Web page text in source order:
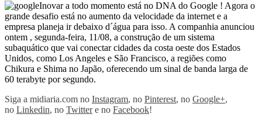
Inovar a todo momento está no DNA do Google ! Agora o
grande desafio está no aumento da velocidade da internet e a
empresa planeja ir debaixo d´água para isso. A companhia anunciou
ontem , segunda-feira, 11/08, a construção de um sistema
subaquático que vai conectar cidades da costa oeste dos Estados
Unidos, como Los Angeles e São Francisco, a regiões como
Chikura e Shima no Japão, oferecendo um sinal de banda larga de
60 terabyte por segundo.
Siga a midiaria.com no Instagram, no Pinterest, no Google+,
no Linkedin, no Twittere no Facebook!